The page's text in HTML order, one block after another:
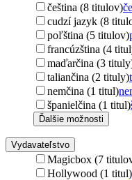
čeština (8 titulov)
cudzí jazyk (8
poľština (5 titulov)
francúzština (4
maďarčina (3
taliančina (2 tituly)
nemčina (1 titul)
španielčina (1 titul)
Ďalšie možnosti
Vydavateľstvo
Magicbox (7
Hollywood (1 titul)